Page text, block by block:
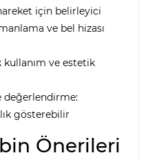
için belirleyici
ve bel hizası
ve estetik
değerlendirme:
gösterebilir
Önerileri